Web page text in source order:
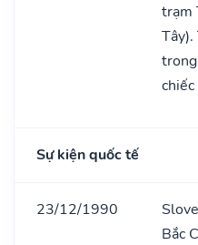
trạm
Tây).
Sự kiện quốc tế
23/12/1990
Bắc